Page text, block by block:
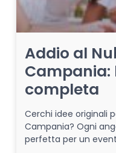
Addio al
Campania:
completa
Cerchi idee originali
Campania? Ogni
perfetta per un